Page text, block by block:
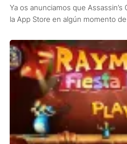
Ya os anunciamos que Assassin’s
la App Store en algún momento